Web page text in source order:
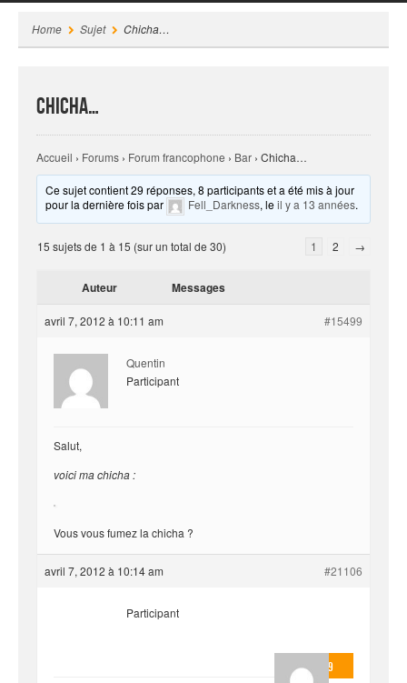
Home
Sujet Chicha…
Chicha…
Accueil › Forums › Forum francophone › Bar › Chicha…
Ce sujet contient 29 réponses, 8 participants et a été mis à jour
pour la dernière fois par
Fell_Darkness, leil y a 13 années.
15 sujets de 1 à 15 (sur un total de 30) 1 2 →
Auteur Messages
avril 7, 2012 à 10:11 am #15499
Quentin
Participant
Salut,
voici ma chicha :
Vous vous fumez la chicha ?
avril 7, 2012 à 10:14 am #21106
valmo2279
Participant